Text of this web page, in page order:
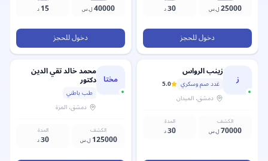
25000ل.س 30د
دخول للحجز
40000ل.س 15 د
دخول للحجز
ز
زينبالرواس
غدد صم وسكري
5.0
دمشق، الميدان
الكشف
70000ل.س
المدة
30د
مختا
محمد خالد تقي الدين
دكتور
طب باطني
دمشق، المزة
الكشف
125000 ل.س
المدة
30د